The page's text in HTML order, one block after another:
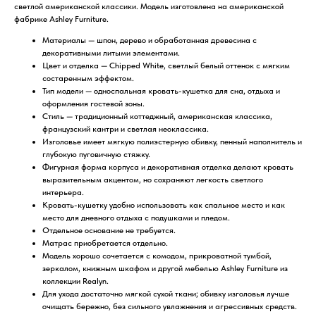
светлой американской классики. Модель изготовлена на американской
фабрике Ashley Furniture.
Материалы — шпон, дерево и обработанная древесина с
декоративными литыми элементами.
Цвет и отделка — Chipped White, светлый белый оттенок с мягким
состаренным эффектом.
Тип модели — односпальная кровать-кушетка для сна, отдыха и
оформления гостевой зоны.
Стиль — традиционный коттеджный, американская классика,
французский кантри и светлая неоклассика.
Изголовье имеет мягкую полиэстерную обивку, пенный наполнитель и
глубокую пуговичную стяжку.
Фигурная форма корпуса и декоративная отделка делают кровать
выразительным акцентом, но сохраняют легкость светлого
интерьера.
Кровать-кушетку удобно использовать как спальное место и как
место для дневного отдыха с подушками и пледом.
Отдельное основание не требуется.
Матрас приобретается отдельно.
Модель хорошо сочетается с комодом, прикроватной тумбой,
зеркалом, книжным шкафом и другой мебелью Ashley Furniture из
коллекции Realyn.
Для ухода достаточно мягкой сухой ткани; обивку изголовья лучше
очищать бережно, без сильного увлажнения и агрессивных средств.